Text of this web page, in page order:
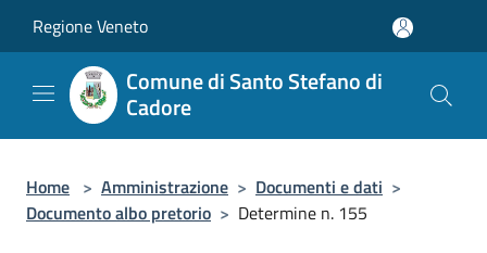
Regione Veneto
Comune di Santo Stefano di
Cadore
Home > Amministrazione > Documenti e dati >
Documento albo pretorio > Determine n. 155